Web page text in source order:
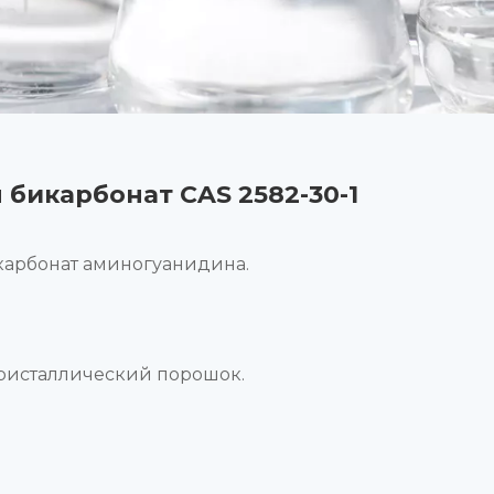
CAS 2582-30-1
аминогуанидина.
порошок.